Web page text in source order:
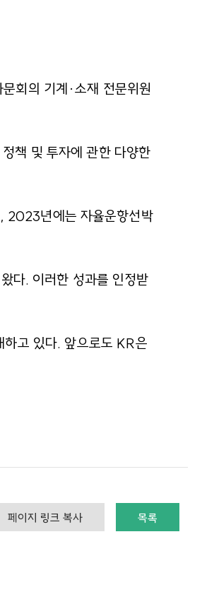
회의 기계·소재 전문위원
책 및 투자에 관한 다양한
2023년에는 자율운항선박
다. 이러한 성과를 인정받
고 있다. 앞으로도 KR은
페이지 링크 복사 목록